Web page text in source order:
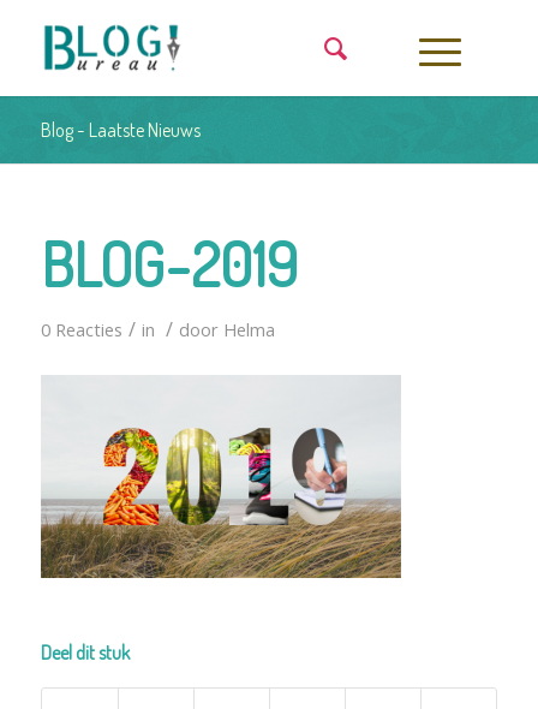
Blog - Laatste Nieuws
BLOG-2019
0 Reacties / in / door Helma
Deel dit stuk